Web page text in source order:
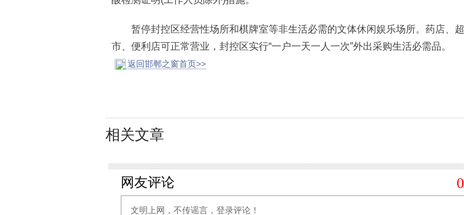
暂停封控区经营性场所和棋牌室等非生活必需的文体休闲娱乐场所。药店、超
市、便利店可正常营业，封控区实行“一户一天一人一次”外出采购生活必需品。
返回邯郸之窗首页>>
相关文章